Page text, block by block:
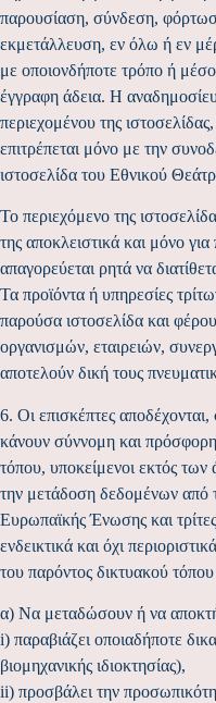
παρουσίαση, σύνδεση,
εκμετάλλευση, εν όλω ή εν
με οποιονδήποτε τρόπο ή
έγγραφη άδεια. Η
περιεχομένου της
επιτρέπεται μόνο με την
ιστοσελίδα του Εθνικού
Το περιεχόμενο της
της αποκλειστικά και μόνο
απαγορεύεται ρητά να
Τα προϊόντα ή υπηρεσίες
παρούσα ιστοσελίδα και
οργανισμών, εταιρειών,
αποτελούν δική τους
6. Οι επισκέπτες
κάνουν σύννομη και
τόπου, υποκείμενοι εκτός
την μετάδοση δεδομένων από
Ευρωπαϊκής Ένωσης και
ενδεικτικά και όχι
του παρόντος δικτυακού τόπου
α) Να μεταδώσουν ή να
i) παραβιάζει οποιαδήποτε
βιομηχανικής ιδιοκτησίας),
ii) προσβάλει την